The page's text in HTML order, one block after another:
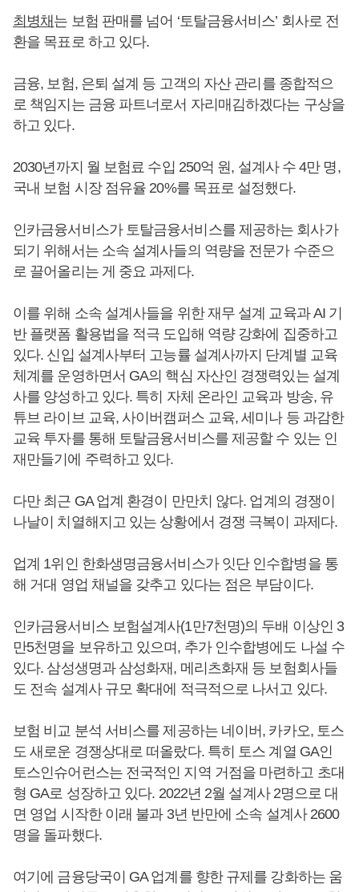
최병채는 보험 판매를 넘어 ‘토탈금융서비스’ 회사로 전
환을 목표로 하고 있다.
금융, 보험, 은퇴 설계 등 고객의 자산 관리를 종합적으
로 책임지는 금융 파트너로서 자리매김하겠다는 구상을
하고 있다.
2030년까지 월 보험료 수입 250억 원, 설계사 수 4만 명,
국내 보험 시장 점유율 20%를 목표로 설정했다.
인카금융서비스가 토탈금융서비스를 제공하는 회사가
되기 위해서는 소속 설계사들의 역량을 전문가 수준으
로 끌어올리는 게 중요 과제다.
이를 위해 소속 설계사들을 위한 재무 설계 교육과 AI 기
반 플랫폼 활용법을 적극 도입해 역량 강화에 집중하고
있다. 신입 설계사부터 고능률 설계사까지 단계별 교육
체계를 운영하면서 GA의 핵심 자산인 경쟁력있는 설계
사를 양성하고 있다. 특히 자체 온라인 교육과 방송, 유
튜브 라이브 교육, 사이버캠퍼스 교육, 세미나 등 과감한
교육 투자를 통해 토탈금융서비스를 제공할 수 있는 인
재만들기에 주력하고 있다.
다만 최근 GA 업계 환경이 만만치 않다. 업계의 경쟁이
나날이 치열해지고 있는 상황에서 경쟁 극복이 과제다.
업계 1위인 한화생명금융서비스가 잇단 인수합병을 통
해 거대 영업 채널을 갖추고 있다는 점은 부담이다.
인카금융서비스 보험설계사(1만7천명)의 두배 이상인 3
만5천명을 보유하고 있으며, 추가 인수합병에도 나설 수
있다. 삼성생명과 삼성화재, 메리츠화재 등 보험회사들
도 전속 설계사 규모 확대에 적극적으로 나서고 있다.
보험 비교 분석 서비스를 제공하는 네이버, 카카오, 토스
도 새로운 경쟁상대로 떠올랐다. 특히 토스 계열 GA인
토스인슈어런스는 전국적인 지역 거점을 마련하고 초대
형 GA로 성장하고 있다. 2022년 2월 설계사 2명으로 대
면 영업 시작한 이래 불과 3년 반만에 소속 설계사 2600
명을 돌파했다.
여기에 금융당국이 GA 업계를 향한 규제를 강화하는 움